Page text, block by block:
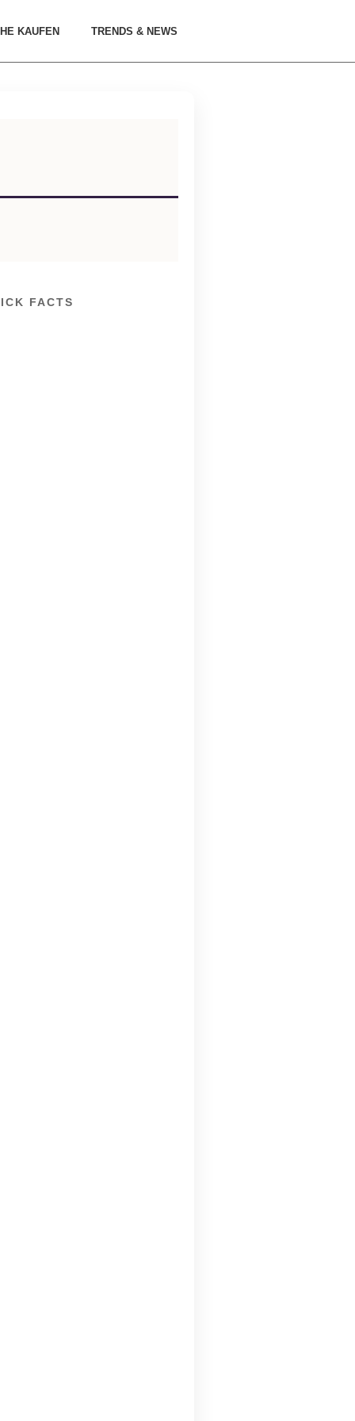
KAUFEN TRENDS & NEWS
FACTS